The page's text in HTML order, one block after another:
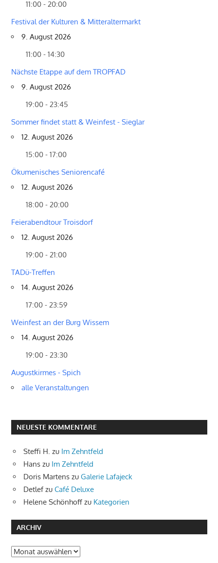
11:00 - 20:00
Festival der Kulturen & Mitteraltermarkt
9. August 2026
11:00 - 14:30
Nächste Etappe auf dem TROPFAD
9. August 2026
19:00 - 23:45
Sommer findet statt & Weinfest - Sieglar
12. August 2026
15:00 - 17:00
Ökumenisches Seniorencafé
12. August 2026
18:00 - 20:00
Feierabendtour Troisdorf
12. August 2026
19:00 - 21:00
TADü-Treffen
14. August 2026
17:00 - 23:59
Weinfest an der Burg Wissem
14. August 2026
19:00 - 23:30
Augustkirmes - Spich
alle Veranstaltungen
NEUESTE KOMMENTARE
Steffi H. zu Im Zehntfeld
Hans zu Im Zehntfeld
Doris Martens zu Galerie Lafajeck
Detlefzu Café Deluxe
Helene Schönhoff zu Kategorien
ARCHIV
Archiv